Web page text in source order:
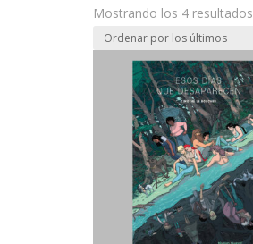
Mostrando los 4 resultados